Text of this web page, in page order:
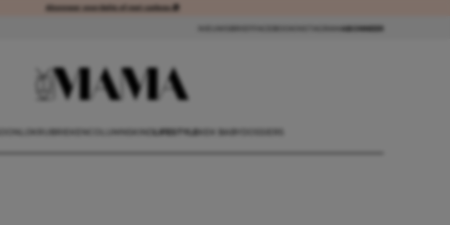
Abonneer voordelig of met cadeau 🎁Abonneer voordelig of met cadeau 🎁
ABONNEER